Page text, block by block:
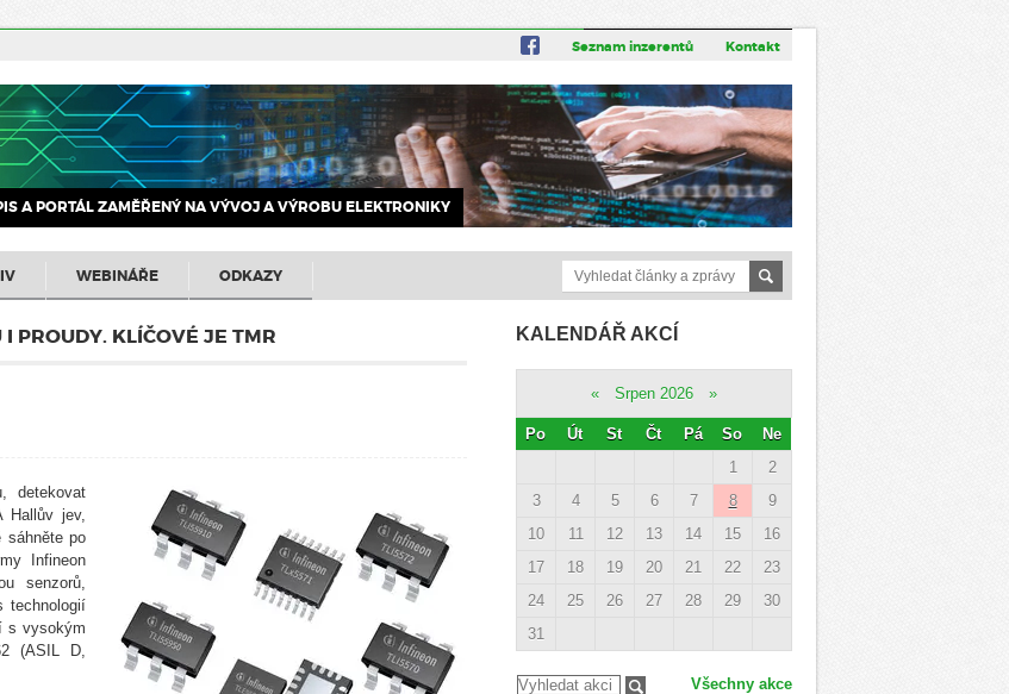
Seznam inzerentů Kontakt
A PORTÁL ZAMĚŘENÝ NA VÝVOJ A VÝROBU ELEKTRONIKY
WEBINÁŘE ODKAZY
PROUDY. KLÍČOVÉ JE TMR
detekovat
Hallův jev,
sáhněte po
Infineon
senzorů,
technologií
s vysokým
(ASIL D,
KALENDÁŘ AKCÍ
« Srpen 2026 »
Po Út St Čt Pá So
Ne
1
2
3
4 5 6 7 8
9
10
11 12 13 14 15
16
17
18 19 20 21 22
23
24
25 26 27 28 29
30
31
Všechny akce